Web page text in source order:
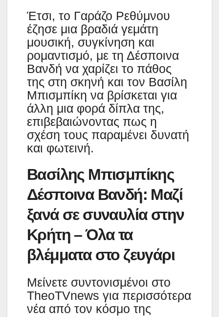
Έτσι, το Γαράζο Ρεθύμνου
έζησε μια βραδιά γεμάτη
μουσική, συγκίνηση και
ρομαντισμό, με τη Δέσποινα
Βανδή να χαρίζει το πάθος
της στη σκηνή και τον Βασίλη
Μπισμπίκη να βρίσκεται για
άλλη μια φορά δίπλα της,
επιβεβαιώνοντας πως η
σχέση τους παραμένει δυνατή
και φωτεινή.
Βασίλης Μπισμπίκης
Δέσποινα Βανδή: Μαζί
ξανά σε συναυλία στην
Κρήτη – Όλα τα
βλέμματα στο ζευγάρι
Μείνετε συντονισμένοι στο
TheoTVnews για περισσότερα
νέα από τον κόσμο της